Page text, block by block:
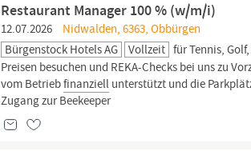
Restaurant Manager 100 % (w/m/i)
12.07.2026
Nidwalden, 6363, Obbürgen
Bürgenstock Hotels AG
Vollzeit für Tennis,
Preisen besuchen und REKA-Checks bei uns zu
vom Betriebfinanziell unterstützt und die
Zugang zur Beekeeper